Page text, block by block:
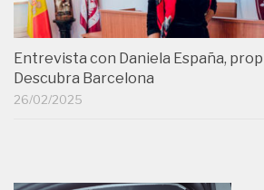
Entrevista con Daniela España,
Descubra Barcelona
26/02/2025